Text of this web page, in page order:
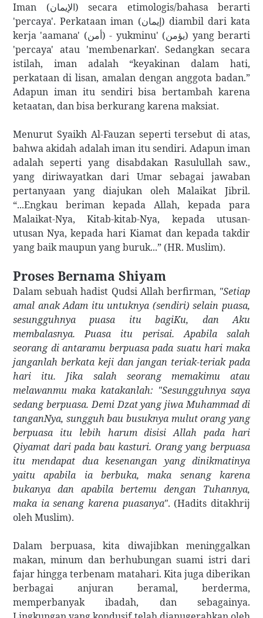
Iman (الإيمان ) secara etimologis/bahasa berarti
'percaya'. Perkataan iman (إيمان ) diambil dari kata
kerja 'aamana' (أمن ) - yukminu' (يؤمن) yang berarti
'percaya' atau 'membenarkan'. Sedangkan secara
istilah, iman adalah “keyakinan dalam hati,
perkataan di lisan, amalan dengan anggota badan.”
Adapun iman itu sendiri bisa bertambah karena
ketaatan, dan bisa berkurang karena maksiat.
Menurut Syaikh Al-Fauzan seperti tersebut di atas,
bahwa akidah adalah iman itu sendiri. Adapun iman
adalah seperti yang disabdakan Rasulullah saw.,
yang diriwayatkan dari Umar sebagai jawaban
pertanyaan yang diajukan oleh Malaikat Jibril.
“...Engkau beriman kepada Allah, kepada para
Malaikat-Nya, Kitab-kitab-Nya, kepada utusan-
utusan Nya, kepada hari Kiamat dan kepada takdir
yang baik maupun yang buruk...” (HR. Muslim).
Proses Bernama Shiyam
Dalam sebuah hadist Qudsi Allah berfirman, "Setiap
amal anak Adam itu untuknya (sendiri) selain puasa,
sesungguhnya puasa itu bagiKu, dan Aku
membalasnya. Puasa itu perisai. Apabila salah
seorang di antaramu berpuasa pada suatu hari maka
janganlah berkata keji dan jangan teriak-teriak pada
hari itu. Jika salah seorang memakimu atau
melawanmu maka katakanlah: "Sesungguhnya saya
sedang berpuasa. Demi Dzat yang jiwa Muhammad di
tanganNya, sungguh bau busuknya mulut orang yang
berpuasa itu lebih harum disisi Allah pada hari
Qiyamat dari pada bau kasturi. Orang yang berpuasa
itu mendapat dua kesenangan yang dinikmatinya
yaitu apabila ia berbuka, maka senang karena
bukanya dan apabila bertemu dengan Tuhannya,
maka ia senang karena puasanya". (Hadits ditakhrij
oleh Muslim).
Dalam berpuasa, kita diwajibkan meninggalkan
makan, minum dan berhubungan suami istri dari
fajar hingga terbenam matahari. Kita juga diberikan
berbagai anjuran beramal, berderma,
memperbanyak ibadah, dan sebagainya.